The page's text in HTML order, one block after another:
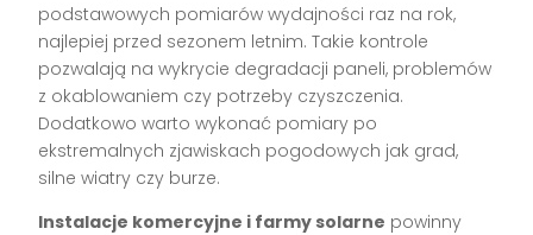
podstawowych pomiarów wydajności raz na rok,
najlepiej przed sezonem letnim. Takie kontrole
pozwalają na wykrycie degradacji paneli, problemów
z okablowaniem czy potrzeby czyszczenia.
Dodatkowo warto wykonać pomiary po
ekstremalnych zjawiskach pogodowych jak grad,
silne wiatry czy burze.
Instalacje komercyjne i farmy solarne powinny